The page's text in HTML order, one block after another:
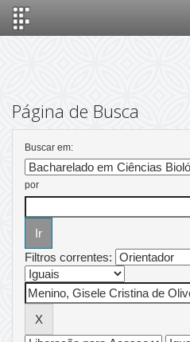
Página de Busca
Buscar em:
por
Filtros correntes: